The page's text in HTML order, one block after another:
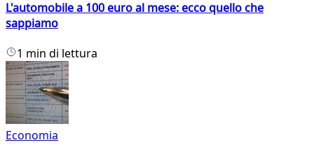
L'automobile a 100 euro al mese: ecco quello che
sappiamo
1 min di lettura
Economia